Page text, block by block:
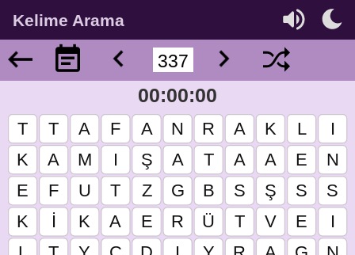
Kelime Arama
00:00:00